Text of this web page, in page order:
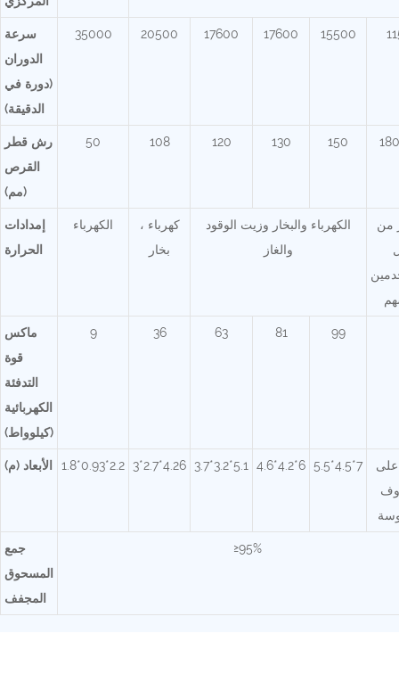
سرعة
الدوران
(دورة في
الدقيقة)
35000 20500 17600 17600 15500
رش قطر
القرص
(مم)
50 108 120 130 150
إمدادات
الحرارة
الكهرباء كهرباء ،
بخار
الكهرباء والبخار وزيت الوقود
والغاز
من
ماكس
قوة
التدفئة
الكهربائية
(كيلوواط)
9 36 63 81 99
الأبعاد (م) 1.8*0.93*2.2 3*2.7*4.26 3.7*3.2*5.1 4.6*4.2*6 5.5*4.5*7
على
جمع
المسحوق
المجفف
≥95%